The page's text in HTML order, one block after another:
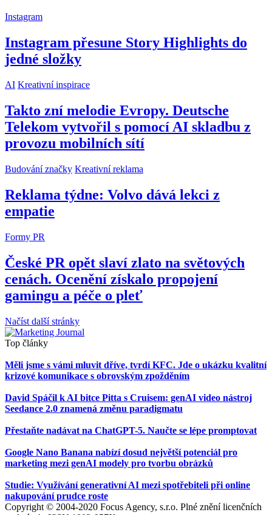
Instagram
Instagram přesune Story Highlights do
jedné složky
AI Kreativní inspirace
Takto zní melodie Evropy. Deutsche
Telekom vytvořil s pomocí AI skladbu z
provozu mobilních sítí
Budování značky Kreativní reklama
Reklama týdne: Volvo dává lekci z
empatie
Formy PR
České PR opět slaví zlato na světových
cenách. Ocenění získalo propojení
gamingu a péče o pleť
Načíst další stránky
Top články
Měli jsme s vámi mluvit dříve, tvrdí KFC. Jde o ukázku kvalitní
krizové komunikace s obrovským zpožděním
David Spáčil k AI bitce Pitta s Cruisem: genAI video nástroj
Seedance 2.0 znamená změnu paradigmatu
Přestaňte nadávat na ChatGPT-5. Naučte se lépe promptovat
Google Nano Banana nabízí dosud největší potenciál pro
marketing mezi genAI modely pro tvorbu obrázků
Studie: Využívání generativní AI mezi spotřebiteli při online
nakupování prudce roste
Copyright © 2004-2020 Focus Agency, s.r.o. Plné znění licenčních